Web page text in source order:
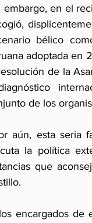
embargo, en el
bélico
adoptada en
de la
de los
aún, esta seria
la política
que
encargados de